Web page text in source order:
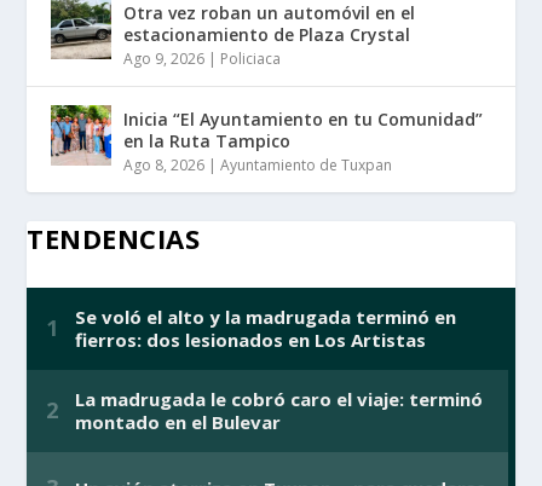
Otra vez roban un automóvil en el
estacionamiento de Plaza Crystal
Ago 9, 2026 | Policiaca
Inicia “El Ayuntamiento en tu Comunidad”
en la Ruta Tampico
Ago 8, 2026 |Ayuntamiento de Tuxpan
TENDENCIAS